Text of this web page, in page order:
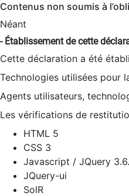
Contenus non soumis à
Néant
- Établissement de cette
Cette déclaration a été
Technologies utilisées pour
Agents utilisateurs,
Les vérifications de
HTML 5
CSS 3
Javascript / JQuery
JQuery-ui
SolR